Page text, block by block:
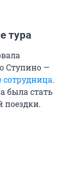
тура
Ступино —
сотрудница.
была стать
поездки.